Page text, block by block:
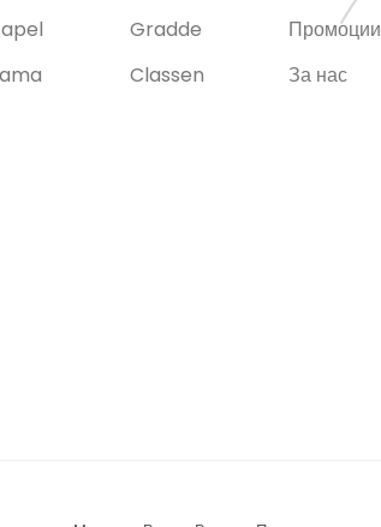
Gradde
Classen
Промоции
За нас